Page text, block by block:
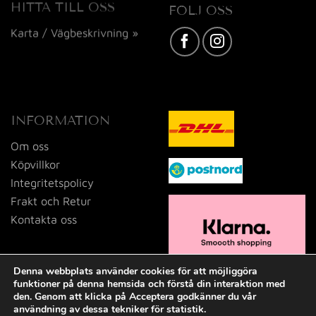
HITTA TILL OSS
Karta / Vägbeskrivning »
FÖLJ OSS
INFORMATION
Om oss
Köpvillkor
Integritetspolicy
Frakt och Retur
Kontakta oss
Denna webbplats använder cookies för att möjliggöra
funktioner på denna hemsida och förstå din interaktion med
den. Genom att klicka på Acceptera godkänner du vår
användning av dessa tekniker för statistik.